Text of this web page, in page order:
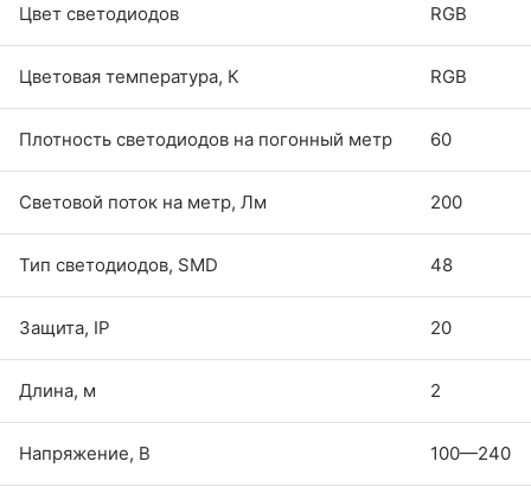
Цвет светодиодов RGB
Цветовая температура, К RGB
Плотность светодиодов на погонный метр 60
Световой поток на метр, Лм 200
Тип светодиодов, SMD 48
Защита, IP 20
Длина, м 2
Напряжение, В 100—240